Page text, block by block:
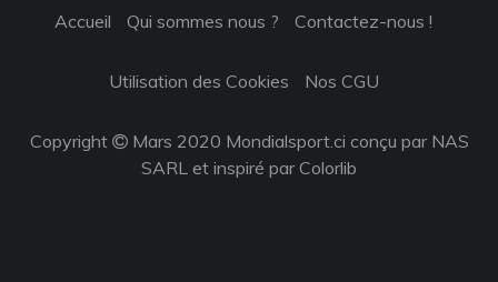
Accueil Qui sommes nous ? Contactez-nous !
Utilisation des Cookies Nos CGU
Copyright
Mars 2020 Mondialsport.ci conçu par NAS
SARL et inspiré parColorlib